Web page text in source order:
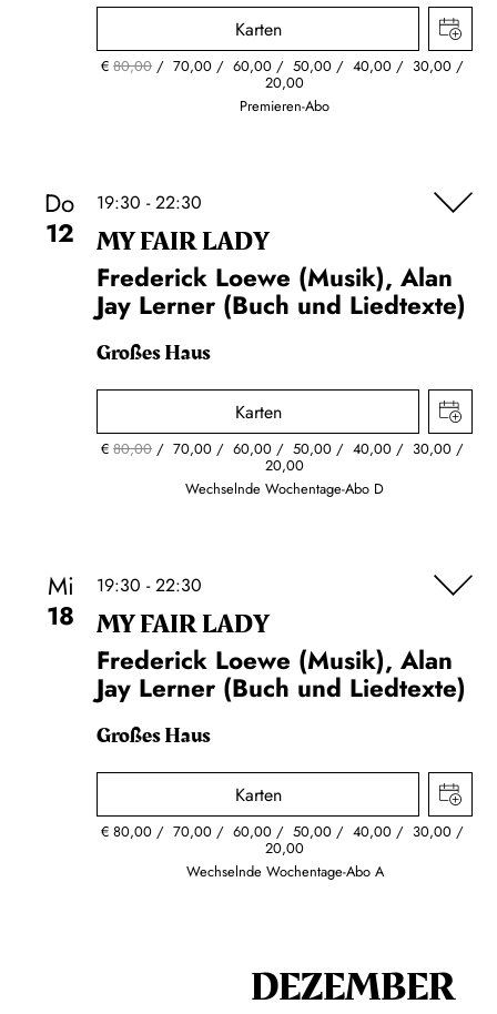
Karten
€80,00 70,00 60,00 50,00 40,00 30,00
20,00
Premieren-Abo
Do
12
19:30 - 22:30
MY FAIR LADY
Frederick Loewe (Musik), Alan
Jay Lerner (Buch und Liedtexte)
Großes Haus
Karten
€80,00 70,00 60,00 50,00 40,00 30,00
20,00
Wechselnde Wochentage-Abo D
Mi
18
19:30 - 22:30
MY FAIR LADY
Frederick Loewe (Musik), Alan
Jay Lerner (Buch und Liedtexte)
Großes Haus
Karten
€80,00 70,00 60,00 50,00 40,00 30,00
20,00
Wechselnde Wochentage-Abo A
DEZEMBER